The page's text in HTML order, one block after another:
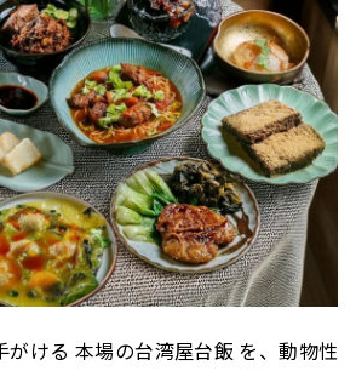
がける 本場の台湾屋台飯 を、動物性